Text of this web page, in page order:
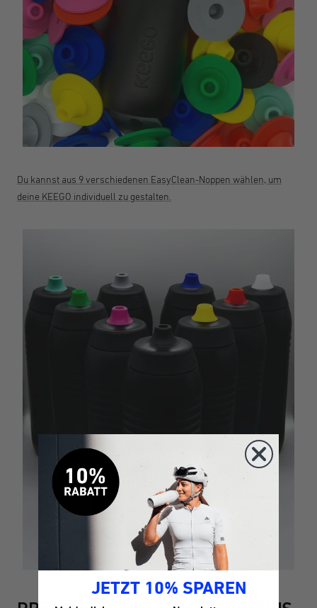
Du kannst aus 9 verschiedenen EasyClean-Noppen wählen, um
deine KEEGO individuell zu gestalten.
JETZT 10% SPAREN